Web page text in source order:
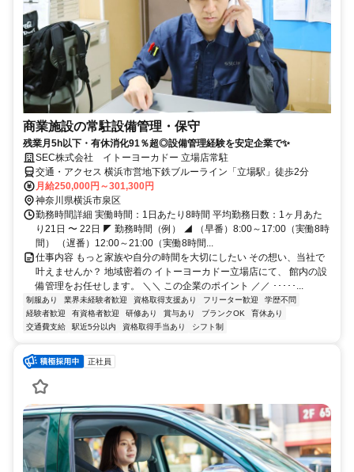
商業施設の常駐設備管理・保守
残業月5h以下・有休消化91％超◎設備管理経験を安定企業で✨
SEC株式会社 イトーヨーカドー 立場店常駐
交通・アクセス 横浜市営地下鉄ブルーライン「立場駅」徒歩2分
月給250,000円～301,300円
神奈川県横浜市泉区
勤務時間詳細 実働時間：1日あたり8時間 平均勤務日数：1ヶ月あた
り21日 〜 22日 ◤ 勤務時間（例） ◢ （早番）8:00～17:00（実働8時
間） （遅番）12:00～21:00（実働8時間...
仕事内容 もっと家族や自分の時間を大切にしたい その想い、当社で
叶えませんか？ 地域密着の イトーヨーカドー立場店にて、 館内の設
備管理をお任せします。 ＼＼ この企業のポイント ／／ ･････...
制服あり 業界未経験者歓迎 資格取得支援あり フリーター歓迎
学歴不問
経験者歓迎
有資格者歓迎 研修あり 賞与あり ブランクOK
育休あり
交通費支給
駅近5分以内 資格取得手当あり シフト制
正社員